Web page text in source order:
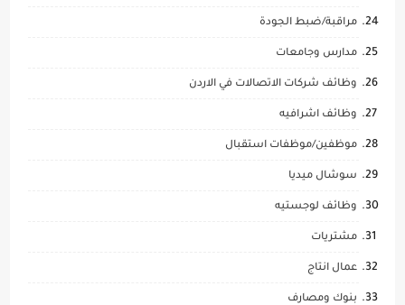
مراقبة/ضبط الجودة
مدارس وجامعات
وظائف شركات الاتصالات في الاردن
وظائف اشرافيه
موظفين/موظفات استقبال
سوشال ميديا
وظائف لوجستيه
مشتريات
عمال انتاج
بنوك ومصارف